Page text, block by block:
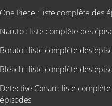
One Piece : liste complète des
Naruto : liste complète des
Boruto : liste complète des
Bleach : liste complète des
Détective Conan : liste
épisodes